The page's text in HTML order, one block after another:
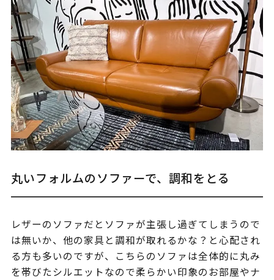
丸いフォルムのソファーで、調和をとる
レザーのソファだとソファが主張し過ぎてしまうので
は無いか、他の家具と調和が取れるかな？と心配され
る方も多いのですが、こちらのソファは全体的に丸み
を帯びたシルエットなので柔らかい印象のお部屋やナ